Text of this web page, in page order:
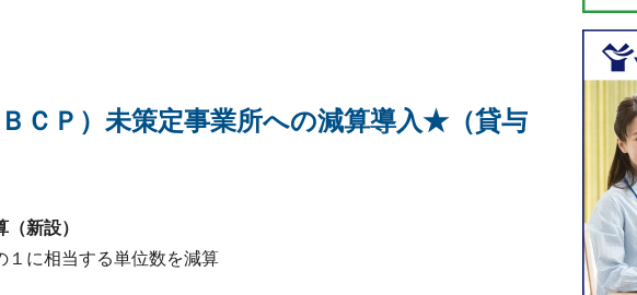
ＣＰ）未策定事業所への減算導入★（貸与
新設）
１に相当する単位数を減算